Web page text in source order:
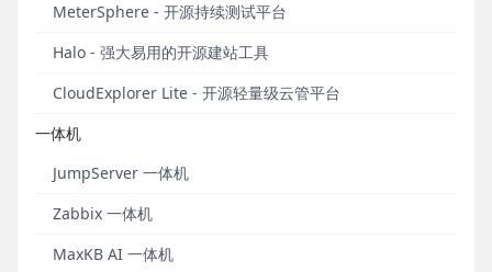
MeterSphere - 开源持续测试平台
Halo - 强大易用的开源建站工具
CloudExplorer Lite - 开源轻量级云管平台
一体机
JumpServer 一体机
Zabbix 一体机
MaxKB AI 一体机
营利性组织Linux基金会。CNCF致力于培育和维护一